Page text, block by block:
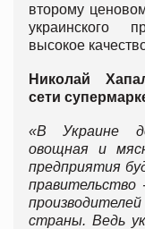
второму
украинского
высокое
Николай
сети
«В Украине
овощная и
предприятия
правительство
страны. Ведь